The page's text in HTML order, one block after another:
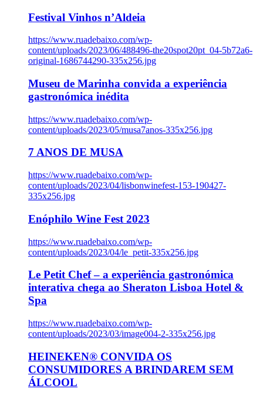
Festival Vinhos n’Aldeia
https://www.ruadebaixo.com/wp-
content/uploads/2023/06/488496-the20spot20pt_04-5b72a6-
original-1686744290-335x256.jpg
Museu de Marinha convida a experiência
gastronómica inédita
https://www.ruadebaixo.com/wp-
content/uploads/2023/05/musa7anos-335x256.jpg
7 ANOS DE MUSA
https://www.ruadebaixo.com/wp-
content/uploads/2023/04/lisbonwinefest-153-190427-
335x256.jpg
Enóphilo Wine Fest 2023
https://www.ruadebaixo.com/wp-
content/uploads/2023/04/le_petit-335x256.jpg
Le Petit Chef – a experiência gastronómica
interativa chega ao Sheraton Lisboa Hotel &
Spa
https://www.ruadebaixo.com/wp-
content/uploads/2023/03/image004-2-335x256.jpg
HEINEKEN® CONVIDA OS
CONSUMIDORES A BRINDAREM SEM
ÁLCOOL